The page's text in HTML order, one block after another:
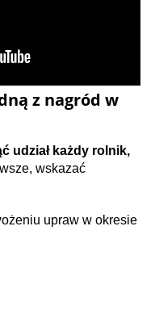
z nagród w
udział każdy rolnik,
wskazać
upraw w okresie